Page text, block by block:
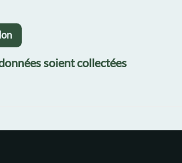
soient collectées